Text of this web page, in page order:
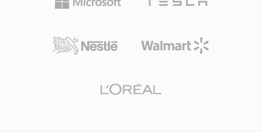
대역폭을 크게 절약하면서도 고품질 오디오를 유
이트와 최대 48채널을 지원하여 음성 통화부터 서
사실상 모든 최신 기기, 브라우저, 미디어 플레이